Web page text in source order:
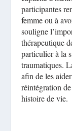
participantes
femme ou à
souligne
thérapeutique
particulier à la
traumatiques.
afin de les
réintégration
histoire de vie.